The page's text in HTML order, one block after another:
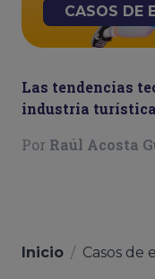
CASOS DE
Las tendencias
industria turística
Por Raúl Acosta
Inicio / Casos de